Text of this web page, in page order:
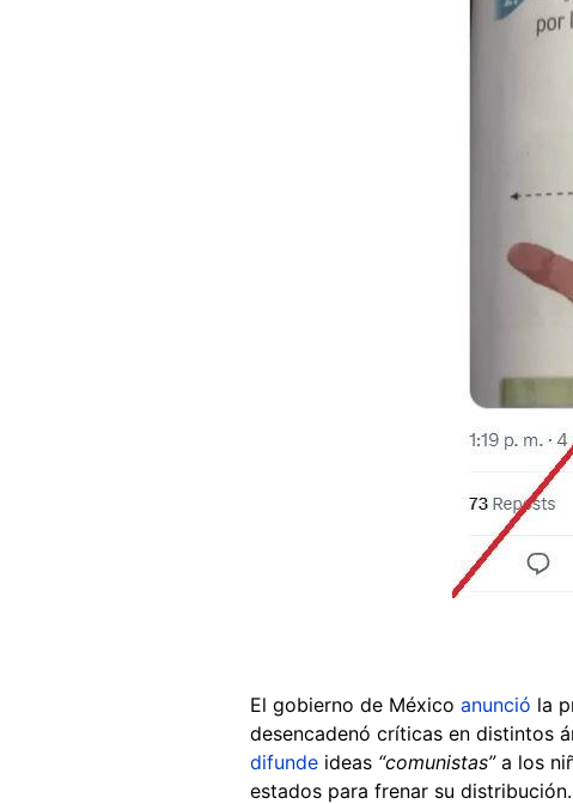
El gobierno de México anunció la
desencadenó críticas en distintos
difunde ideas “comunistas”a los
estados para frenar su distribución.